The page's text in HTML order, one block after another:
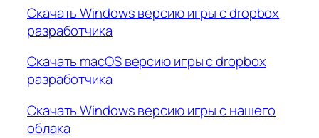
Скачать Windows версию игры с dropbox
разработчика
Скачать macOS версию игры с dropbox
разработчика
Скачать Windows версию игры с нашего
облака